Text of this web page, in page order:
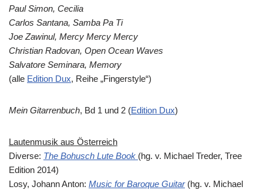
Paul Simon, Cecilia
Carlos Santana, Samba Pa Ti
Joe Zawinul, Mercy Mercy Mercy
Christian Radovan, Open Ocean Waves
Salvatore Seminara, Memory
(alle Edition Dux, Reihe „Fingerstyle“)
Mein Gitarrenbuch, Bd 1 und 2 (Edition Dux)
Lautenmusik aus Österreich
Diverse: The Bohusch Lute Book (hg. v. Michael Treder, Tree
Edition 2014)
Losy, Johann Anton: Music for Baroque Guitar (hg. v. Michael